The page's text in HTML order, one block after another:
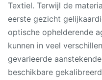
Textiel. Terwijl de
eerste gezicht
optische ophelderende
kunnen in veel
gevarieerde
beschikbare